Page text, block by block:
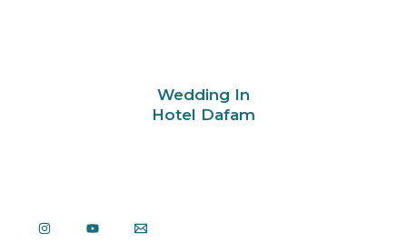
Wedding In
Hotel Dafam